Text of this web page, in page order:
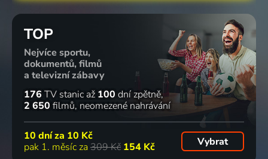
TOP
Nejvíce sportu,
dokumentů, filmů
a televizní zábavy
176 TV stanic až 100 dní zpětně
2 650 filmů neomezené nahrávání
10 dní za 10 Kč
pak 1. měsíc za 309 Kč 154 Kč Vybrat